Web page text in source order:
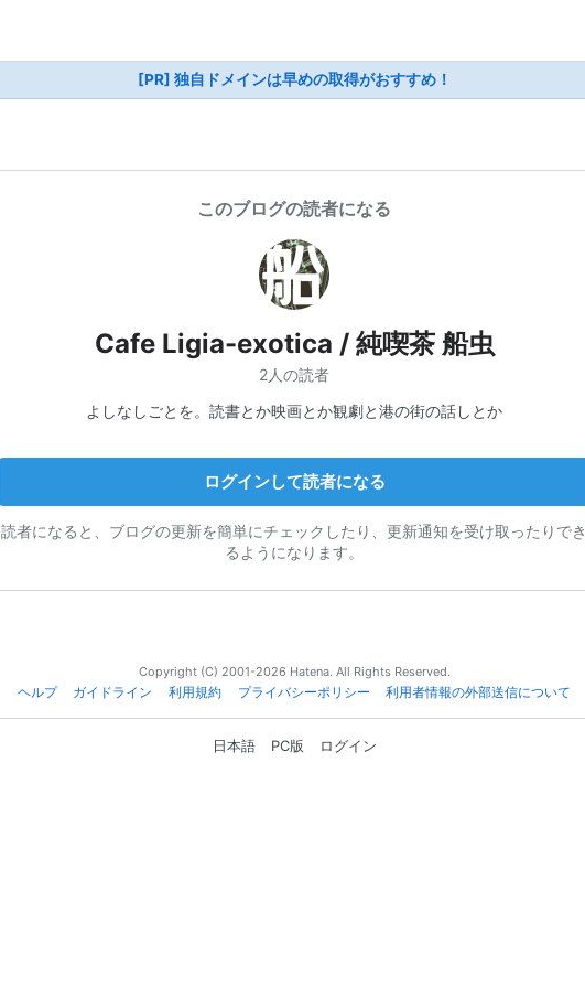
[PR] 独自ドメインは早めの取得がおすすめ！
このブログの読者になる
Cafe Ligia-exotica / 純喫茶 船虫
2人の読者
よしなしごとを。読書とか映画とか観劇と港の街の話しとか
ログインして読者になる
読者になると、ブログの更新を簡単にチェックしたり、更新通知を受け取ったりでき
るようになります。
Copyright (C) 2001-2026 Hatena. All Rights Reserved.
ヘルプ
ガイドライン 利用規約 プライバシーポリシー 利用者情報の外部送信について
日本語 PC版 ログイン